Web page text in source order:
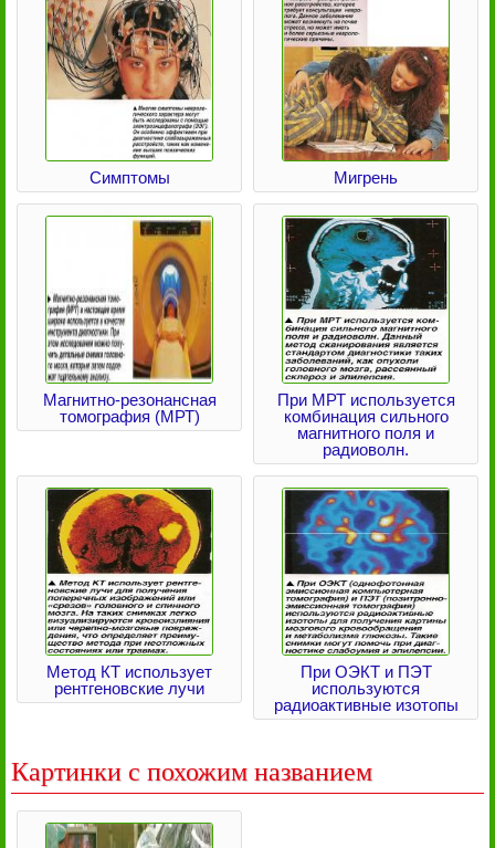
Симптомы Мигрень
Магнитно-резонансная
томография (МРТ)
При МРТ используется
комбинация сильного
магнитного поля и
радиоволн.
Метод КТ использует
рентгеновские лучи
При ОЭКТ и ПЭТ
используются
радиоактивные изотопы
Картинки с похожим названием